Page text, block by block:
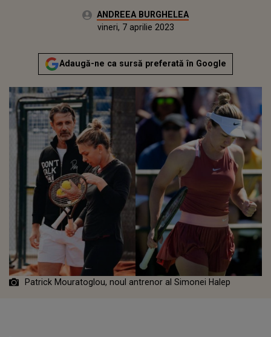
Autor:ANDREEA BURGHELEA
Actualizat:
vineri, 7 aprilie 2023
Adaugă-ne ca sursă preferată în Google
Patrick Mouratoglou, noul antrenor al Simonei Halep